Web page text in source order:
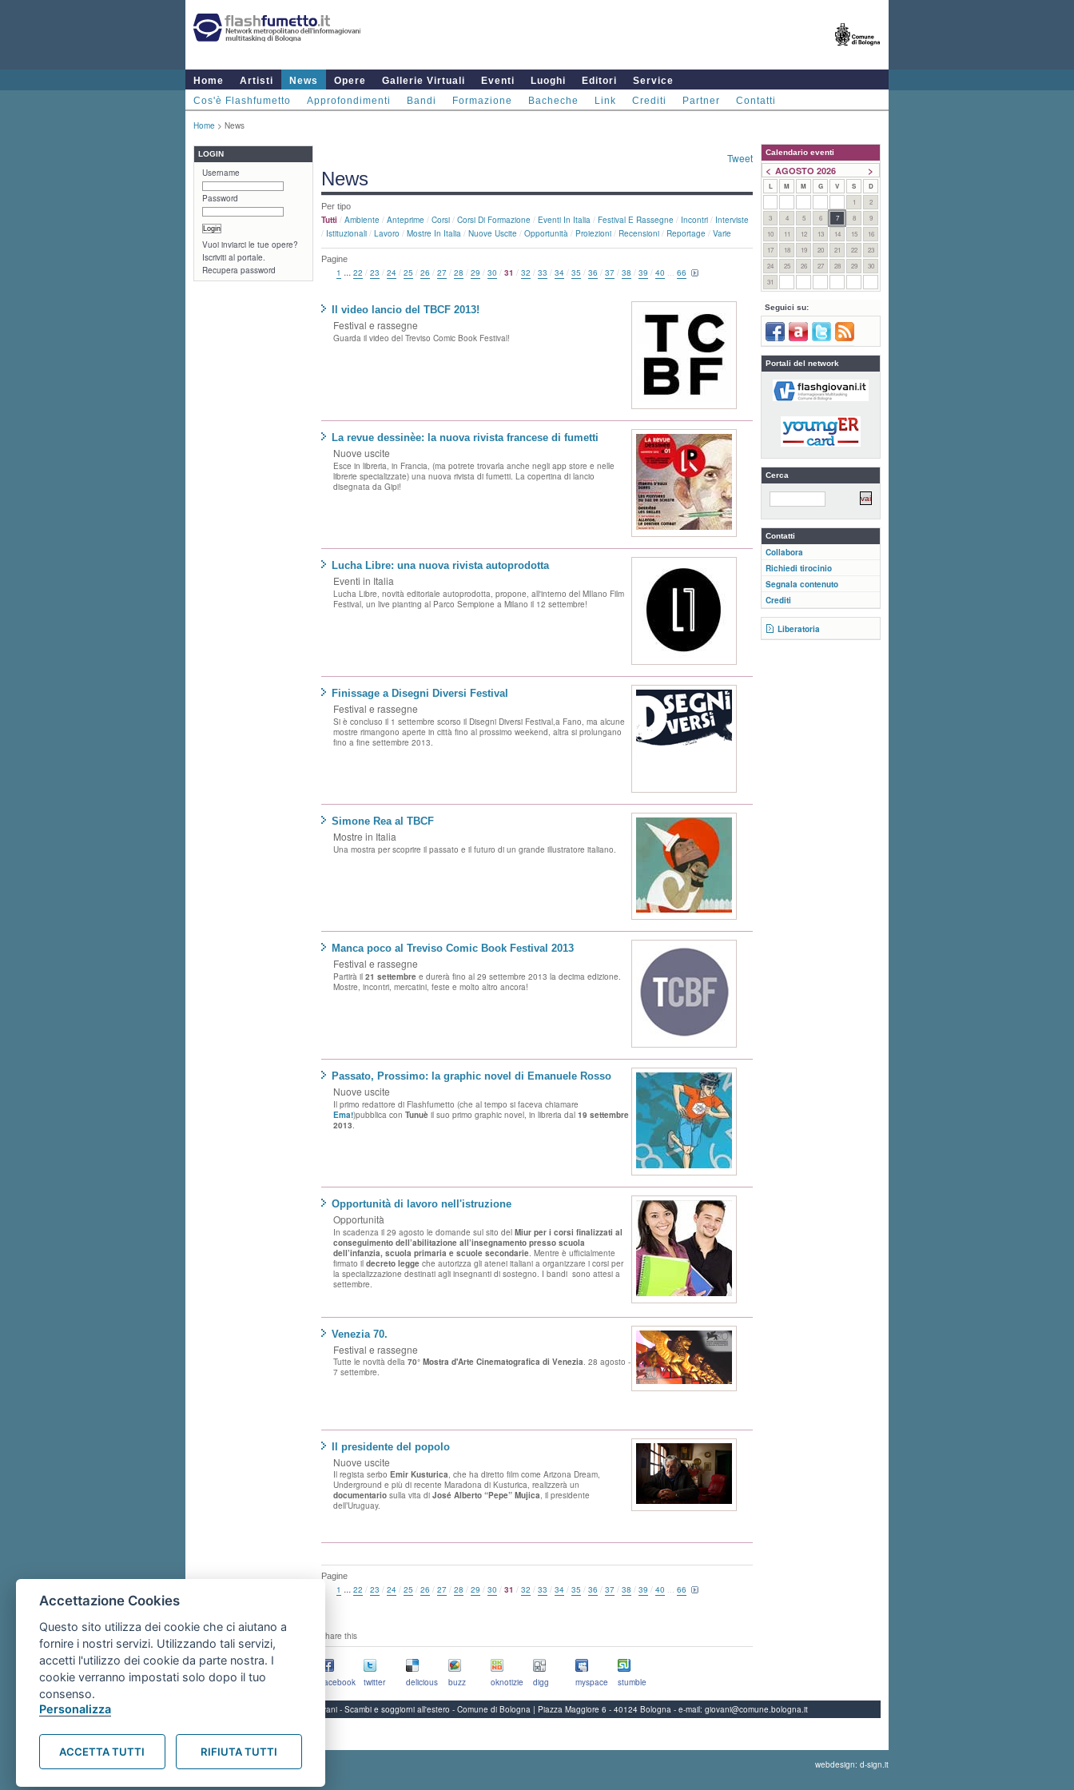
Home Artisti News Opere Gallerie Virtuali Eventi Luoghi Editori
Service
Cos'è Flashfumetto
Approfondimenti Bandi Formazione Bacheche Link Crediti Partner Contatti
Home > News
LOGIN
Username
Password
Vuoi inviarci le tue opere?
Iscriviti al portale.
Recupera password
Tweet
News
Per tipo
Tutti / Ambiente / Anteprime / Corsi / Corsi Di Formazione / Eventi In Italia / Festival E Rassegne / Incontri / Interviste
/ Istituzionali / Lavoro / Mostre In Italia / Nuove Uscite / Opportunità / Proiezioni / Recensioni / Reportage / Varie
Pagine
1 ... 22 / 23 / 24 / 25 / 26 / 27 / 28 / 29 / 30 / 31 / 32 / 33 / 34 / 35 / 36 / 37 / 38 / 39 / 40 ... 66
Il video lancio del TBCF 2013!
Festival e rassegne
Guarda il video del Treviso Comic Book Festival!
La revue dessinèe: la nuova rivista francese di fumetti
Nuove uscite
Esce in libreria, in Francia, (ma potrete trovarla anche negli app store e nelle
librerie specializzate) una nuova rivista di fumetti. La copertina di lancio
disegnata da Gipi!
Lucha Libre: una nuova rivista autoprodotta
Eventi in Italia
Lucha Libre, novità editoriale autoprodotta, propone, all'interno del MIlano Film
Festival, un live pianting al Parco Sempione a Milano il 12 settembre!
Finissage a Disegni Diversi Festival
Festival e rassegne
Si è concluso il 1 settembre scorso il Disegni Diversi Festival,a Fano, ma alcune
mostre rimangono aperte in città fino al prossimo weekend, altra si prolungano
fino a fine settembre 2013.
Simone Rea al TBCF
Mostre in Italia
Una mostra per scoprire il passato e il futuro di un grande illustratore italiano.
Manca poco al Treviso Comic Book Festival 2013
Festival e rassegne
Partirà il 21 settembre e durerà fino al 29 settembre 2013 la decima edizione.
Mostre, incontri, mercatini, feste e molto altro ancora!
Passato, Prossimo: la graphic novel di Emanuele Rosso
Nuove uscite
Il primo redattore di Flashfumetto (che al tempo si faceva chiamare
Ema!)pubblica con Tunuè il suo primo graphic novel, in libreria dal 19 settembre
2013
Opportunità di lavoro nell'istruzione
Opportunità
In scadenza il 29 agosto le domande sul sito del Miur per i corsi finalizzati al
conseguimento dell’abilitazione all’insegnamento presso scuola
dell’infanzia, scuola primaria e scuole secondarie Mentre è ufficialmente
firmato il decreto legge che autorizza gli atenei italiani a organizzare i corsi per
la specializzazione destinati agli insegnanti di sostegno. I bandi sono attesi a
settembre.
Venezia 70.
Festival e rassegne
Tutte le novità della 70° Mostra d'Arte Cinematografica di Venezia. 28 agosto -
7 settembre.
Il presidente del popolo
Nuove uscite
Il regista serbo Emir Kusturica, che ha diretto film come Arizona Dream,
Underground e più di recente Maradona di Kusturica, realizzerà un
documentario sulla vita di José Alberto “Pepe” Mujica, il presidente
dell’Uruguay.
Pagine
1 ... 22 / 23 / 24 / 25 / 26 / 27 / 28 / 29 / 30 / 31 / 32 / 33 / 34 / 35 / 36 / 37 / 38 / 39 / 40 66
share this
facebook twitter delicious buzz oknotizie digg myspace stumble
Calendario eventi
>
< AGOSTO 2026
L M M G V S
D
1
2
3
4 5 6 7 8
9
10
11 12 13 14 15
16
17
18 19 20 21 22
23
24
25 26 27 28 29
30
31
Seguici su:
Portali del network
Cerca
Contatti
Collabora
Richiedi tirocinio
Segnala contenuto
Crediti
Liberatoria
Servizi per i giovani - Scambi e soggiorni all'estero - Comune di Bologna | Piazza Maggiore 6 - 40124 Bologna - e-mail: giovani@comune.bologna.it
webdesign: d-sign.it
Accettazione Cookies
Questo sito utilizza dei cookie che ci aiutano a
fornire i nostri servizi. Utilizzando tali servizi,
accetti l'utilizzo dei cookie da parte nostra. I
cookie verranno impostati solo dopo il tuo
consenso.
Personalizza
ACCETTA TUTTI RIFIUTA TUTTI